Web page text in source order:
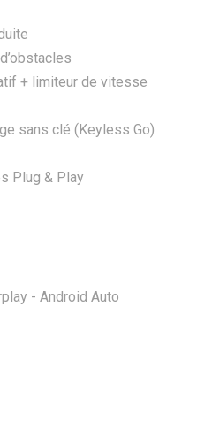
+ limiteur de vitesse
sans clé (Keyless Go)
Plug & Play
- Android Auto